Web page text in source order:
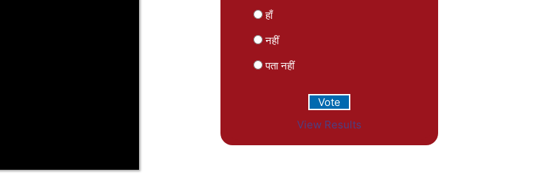
हाँ
नहीं
पता नहीं
View Results